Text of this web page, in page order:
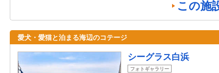
この施
愛犬・愛猫と泊まる海辺のコテージ
シーグラス白浜
フォトギャラリー